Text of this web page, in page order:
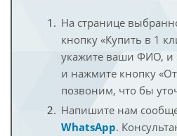
На странице
кнопку «Купить в 1
укажите ваши ФИО, и
и нажмите кнопку
позвоним, что бы
Напишите нам
WhatsApp.